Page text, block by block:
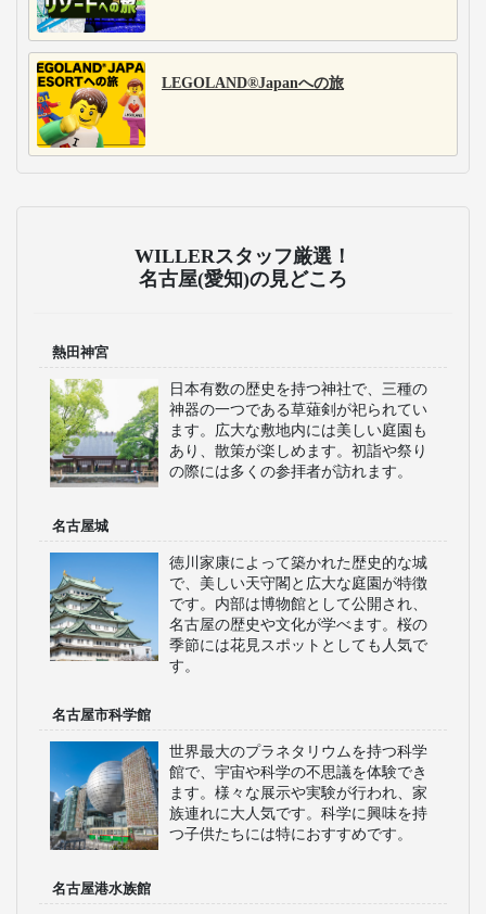
LEGOLAND®Japanへの旅
WILLERスタッフ厳選！
名古屋(愛知)の見どころ
熱田神宮
日本有数の歴史を持つ神社で、三種の
神器の一つである草薙剣が祀られてい
ます。広大な敷地内には美しい庭園も
あり、散策が楽しめます。初詣や祭り
の際には多くの参拝者が訪れます。
名古屋城
徳川家康によって築かれた歴史的な城
で、美しい天守閣と広大な庭園が特徴
です。内部は博物館として公開され、
名古屋の歴史や文化が学べます。桜の
季節には花見スポットとしても人気で
す。
名古屋市科学館
世界最大のプラネタリウムを持つ科学
館で、宇宙や科学の不思議を体験でき
ます。様々な展示や実験が行われ、家
族連れに大人気です。科学に興味を持
つ子供たちには特におすすめです。
名古屋港水族館